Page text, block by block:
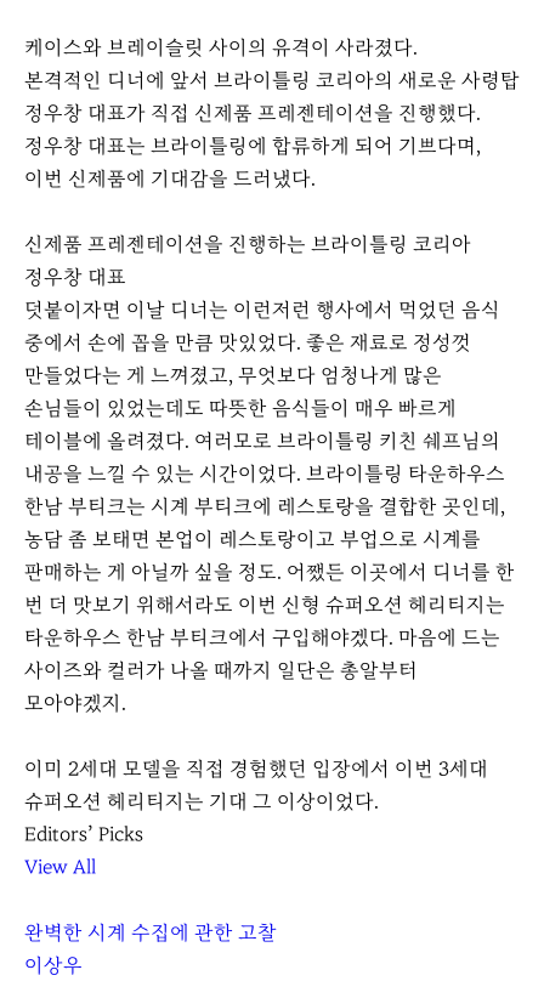
케이스와 브레이슬릿 사이의 유격이 사라졌다.
본격적인 디너에 앞서 브라이틀링 코리아의 새로운 사령탑
정우창 대표가 직접 신제품 프레젠테이션을 진행했다.
정우창 대표는 브라이틀링에 합류하게 되어 기쁘다며,
이번 신제품에 기대감을 드러냈다.
신제품 프레젠테이션을 진행하는 브라이틀링 코리아
정우창 대표
덧붙이자면 이날 디너는 이런저런 행사에서 먹었던 음식
중에서 손에 꼽을 만큼 맛있었다. 좋은 재료로 정성껏
만들었다는 게 느껴졌고, 무엇보다 엄청나게 많은
손님들이 있었는데도 따뜻한 음식들이 매우 빠르게
테이블에 올려졌다. 여러모로 브라이틀링 키친 쉐프님의
내공을 느낄 수 있는 시간이었다. 브라이틀링 타운하우스
한남 부티크는 시계 부티크에 레스토랑을 결합한 곳인데,
농담 좀 보태면 본업이 레스토랑이고 부업으로 시계를
판매하는 게 아닐까 싶을 정도. 어쨌든 이곳에서 디너를 한
번 더 맛보기 위해서라도 이번 신형 슈퍼오션 헤리티지는
타운하우스 한남 부티크에서 구입해야겠다. 마음에 드는
사이즈와 컬러가 나올 때까지 일단은 총알부터
모아야겠지.
이
전
다
음
이미 2세대 모델을 직접 경험했던 입장에서 이번 3세대
슈퍼오션 헤리티지는 기대 그 이상이었다.
Editors’ Picks
View All
완벽한 시계 수집에 관한 고찰
이상우